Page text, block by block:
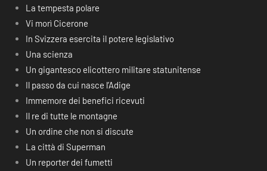
La tempesta polare
Vi morì Cicerone
In Svizzera esercita il potere legislativo
Una scienza
Un gigantesco elicottero militare statunitense
Il passo da cui nasce l’Adige
Immemore dei benefici ricevuti
Il re di tutte le montagne
Un ordine che non si discute
La città di Superman
Un reporter dei fumetti